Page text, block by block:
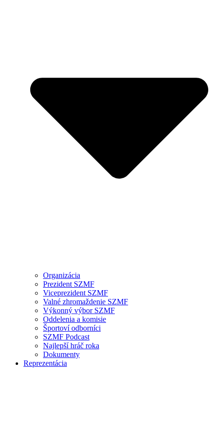
Organizácia
Prezident SZMF
Viceprezident SZMF
Valné zhromaždenie SZMF
Výkonný výbor SZMF
Oddelenia a komisie
Športoví odborníci
SZMF Podcast
Najlepší hráč roka
Dokumenty
Reprezentácia